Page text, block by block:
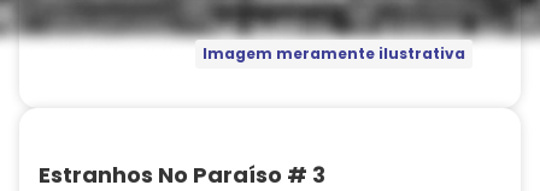
Imagem meramente ilustrativa
Estranhos No Paraíso # 3